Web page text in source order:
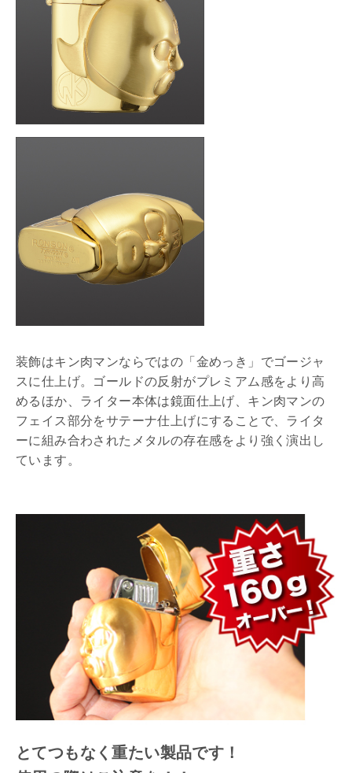
装飾はキン肉マンならではの「金めっき」でゴージャ
スに仕上げ。ゴールドの反射がプレミアム感をより高
めるほか、ライター本体は鏡面仕上げ、キン肉マンの
フェイス部分をサテーナ仕上げにすることで、ライタ
ーに組み合わされたメタルの存在感をより強く演出し
ています。
とてつもなく重たい製品です！